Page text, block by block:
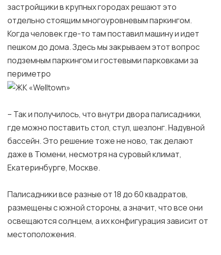
застройщики в крупных городах решают это
отдельно стоящим многоуровневым паркингом.
Когда человек где-то там поставил машину и идет
пешком до дома. Здесь мы закрываем этот вопрос
подземным паркингом и гостевыми парковками за
периметро
– Так и получилось, что внутри двора палисадники,
где можно поставить стол, стул, шезлонг. Надувной
бассейн. Это решение тоже не ново, так делают
даже в Тюмени, несмотря на суровый климат,
Екатеринбурге, Москве.
Палисадники все разные от 18 до 60 квадратов,
размещены с южной стороны, а значит, что все они
освещаются солнцем, а их конфигурация зависит от
местоположения.